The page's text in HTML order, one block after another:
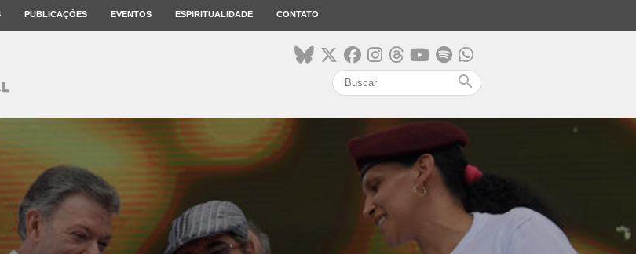
PUBLICAÇÕES EVENTOS ESPIRITUALIDADE CONTATO
search